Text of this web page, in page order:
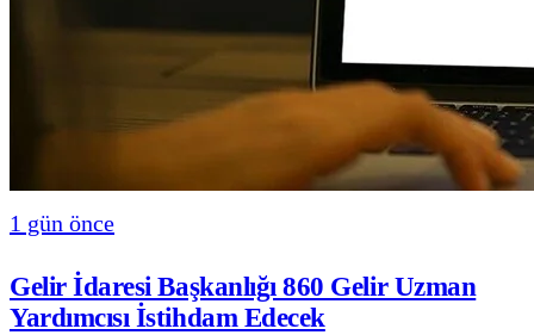
1 gün önce
Gelir İdaresi Başkanlığı 860 Gelir Uzman
Yardımcısı İstihdam Edecek